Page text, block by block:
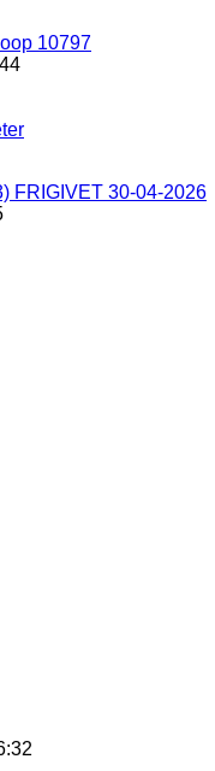
10797
FRIGIVET 30-04-2026